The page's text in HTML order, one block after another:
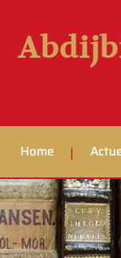
Home